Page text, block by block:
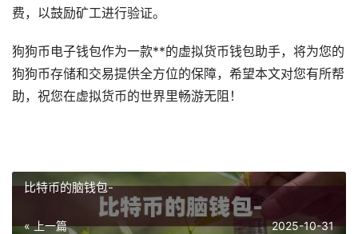
费，以鼓励矿工进行验证。
狗狗币电子钱包作为一款**的虚拟货币钱包助手，将为您的
狗狗币存储和交易提供全方位的保障，希望本文对您有所帮
助，祝您在虚拟货币的世界里畅游无阻！
比特币的脑钱包-
« 上一篇 2025-10-31